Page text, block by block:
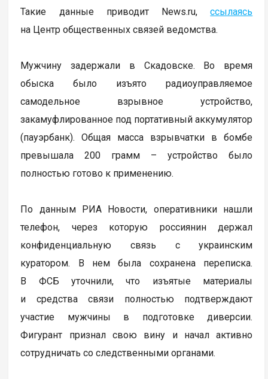
Такие данные приводит News.ru,ссылаясь
на Центр общественных связей ведомства.
Мужчину задержали в Скадовске. Во время
обыска было изъято радиоуправляемое
самодельное взрывное устройство,
закамуфлированное под портативный аккумулятор
(пауэрбанк). Общая масса взрывчатки в бомбе
превышала 200 грамм – устройство было
полностью готово к применению.
По данным РИА Новости, оперативники нашли
телефон, через которую россиянин держал
конфиденциальную связь с украинским
куратором. В нем была сохранена переписка.
В ФСБ уточнили, что изъятые материалы
и средства связи полностью подтверждают
участие мужчины в подготовке диверсии.
Фигурант признал свою вину и начал активно
сотрудничать со следственными органами.